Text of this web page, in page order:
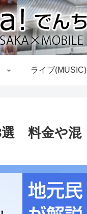
ライブ(MUSIC)
選 料金や混